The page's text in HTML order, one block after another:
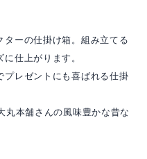
ターの仕掛け箱。組み立てる
仕上がります。
プレゼントにも喜ばれる仕掛
丸本舗さんの風味豊かな昔な